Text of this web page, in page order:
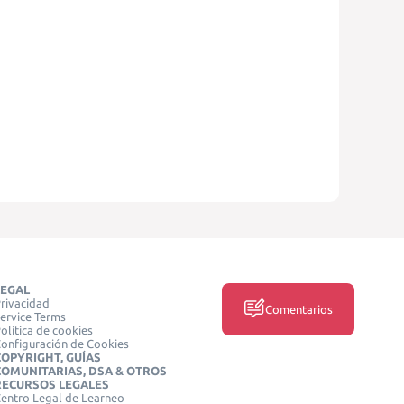
Terms
de cookies
de Cookies
GUÍAS
DSA & OTROS
LEGALES
Legal de Learneo
Comentarios